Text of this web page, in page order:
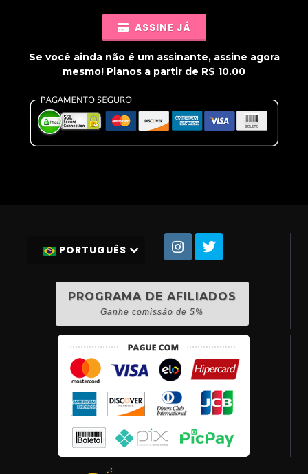
ASSINE JÁ
Se você ainda não é um assinante, assine agora
mesmo! Planos a partir de R$ 10.00
PORTUGUÊS
PROGRAMA DE AFILIADOS
Ganhe comissão de 5%